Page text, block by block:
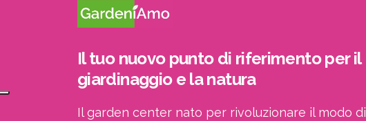
Il tuo nuovo punto di riferimento per il
giardinaggio e la natura
Il garden center nato per rivoluzionare il modo di